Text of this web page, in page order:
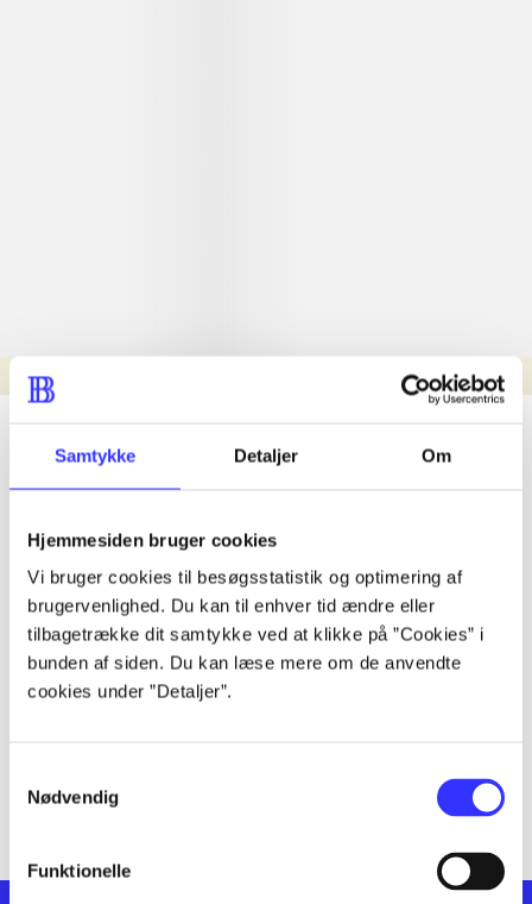
Samtykke Detaljer Om
Hjemmesiden bruger cookies
Vi bruger cookies til besøgsstatistik og optimering af
brugervenlighed. Du kan til enhver tid ændre eller
tilbagetrække dit samtykke ved at klikke på ”Cookies” i
bunden af siden. Du kan læse mere om de anvendte
cookies under ”Detaljer”.
Nødvendig
Funktionelle
Nyhed
lorem ipsum dolor sit amet ...
lorem ipsum dolor sit amet ...
lorem ipsum dolor sit amet ...
lorem ipsum dolor sit amet ...
lorem ipsum dolor sit amet ...
lorem ipsum dolor sit amet ...
lorem ipsum dolor sit amet ...